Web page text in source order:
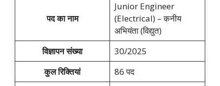
पद का नाम
Junior Engineer
(Electrical) – कनीय
अभियंता (विद्युत)
विज्ञापन संख्या
30/2025
कुल रिक्तियां
86 पद